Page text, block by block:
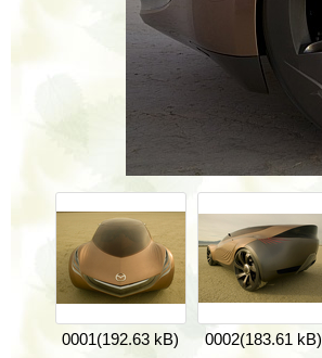
0001(192.63 kB) 0002(183.61 kB)